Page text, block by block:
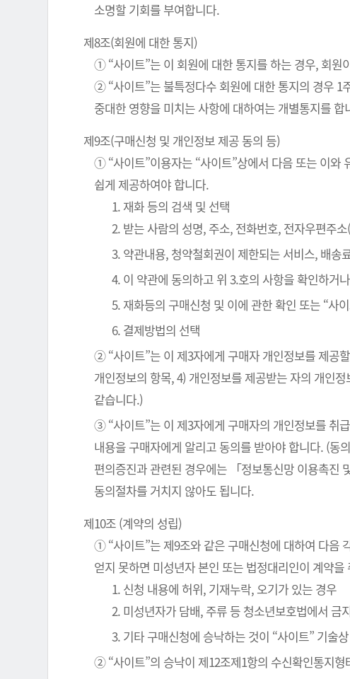
소명할 기회를 부여합니다.
제8조(회원에 대한 통지)
① “사이트”는 이 회원에 대한 통지를 하는 경우, 회원
② “사이트”는 불특정다수 회원에 대한 통지의 경우 1
중대한 영향을 미치는 사항에 대하여는 개별통지를 합
제9조(구매신청 및 개인정보 제공 동의 등)
① “사이트”이용자는 “사이트”상에서 다음 또는 이와
쉽게 제공하여야 합니다.
1. 재화 등의 검색 및 선택
2. 받는 사람의 성명, 주소, 전화번호, 전자우편주
3. 약관내용, 청약철회권이 제한되는 서비스, 배송
4. 이 약관에 동의하고 위 3.호의 사항을 확인하거
5. 재화등의 구매신청 및 이에 관한 확인 또는 “사
6. 결제방법의 선택
② “사이트”는 이 제3자에게 구매자 개인정보를 제공
개인정보의 항목, 4) 개인정보를 제공받는 자의 개인
같습니다.)
③ “사이트”는 이 제3자에게 구매자의 개인정보를 취
내용을 구매자에게 알리고 동의를 받아야 합니다. (동
편의증진과 관련된 경우에는 「정보통신망 이용촉진
동의절차를 거치지 않아도 됩니다.
제10조 (계약의 성립)
① “사이트”는 제9조와 같은 구매신청에 대하여 다음
얻지 못하면 미성년자 본인 또는 법정대리인이 계약
1. 신청 내용에 허위, 기재누락, 오기가 있는 경우
2. 미성년자가 담배, 주류 등 청소년보호법에서 금
3. 기타 구매신청에 승낙하는 것이 “사이트” 기술
② “사이트”의 승낙이 제12조제1항의 수신확인통지